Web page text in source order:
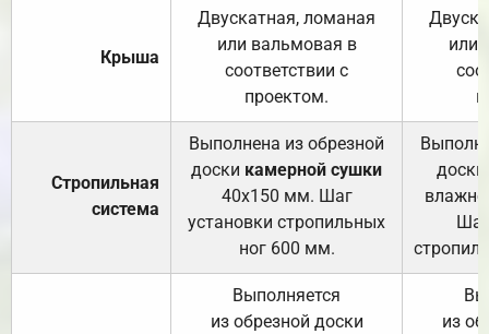
Крыша
Двускатная, ломаная
или вальмовая в
соответствии с
проектом.
или
Стропильная
система
Выполнена из обрезной
доски камерной сушки
40х150 мм. Шаг
установки стропильных
ног 600 мм.
доски
Выполняется
из обрезной доски
из